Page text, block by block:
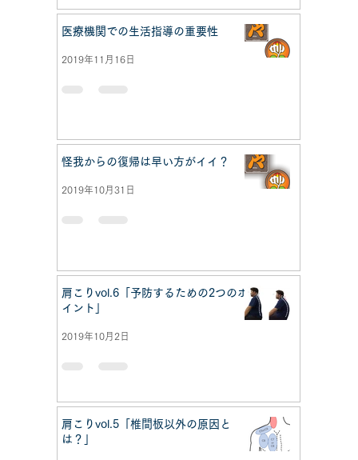
医療機関での生活指導の重要性
2019年11月16日
怪我からの復帰は早い方がイイ？
2019年10月31日
肩こりvol.6「予防するための2つのポ
イント」
2019年10月2日
肩こりvol.5「椎間板以外の原因と
は？」